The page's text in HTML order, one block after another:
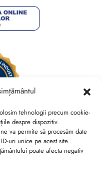
tehnologii precum cookie-
despre dispozitiv.
va permite să procesăm date
uri unice pe acest site.
poate afecta negativ
S.R.L.
Cod CAEN 1520
2, Bucuresti